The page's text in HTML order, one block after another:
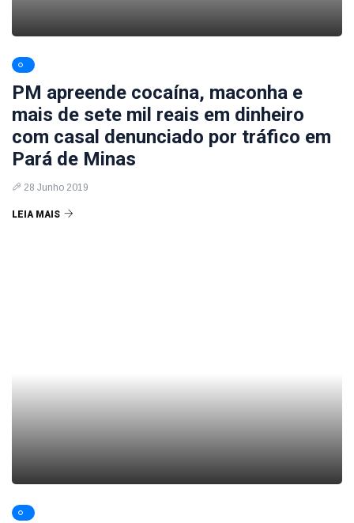
PM apreende cocaína, maconha e
mais de sete mil reais em dinheiro
com casal denunciado por tráfico em
Pará de Minas
28 Junho 2019
LEIA MAIS